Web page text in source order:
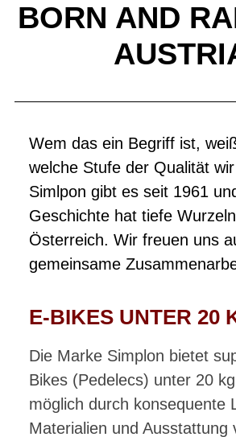
BORN AND
Wem das ein Begriff ist,
welche Stufe der Qualität
Simlpon gibt es seit 1961
Geschichte hat tiefe
Österreich. Wir freuen uns
gemeinsame
E-BIKES UNTER 20
Die Marke Simplon bietet
Bikes (Pedelecs) unter 20
möglich durch konsequente
Materialien und Ausstattung